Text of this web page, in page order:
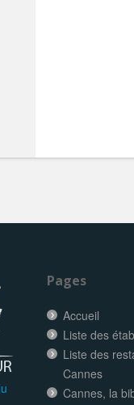
Pages
Accueil
Liste des
Liste des
Cannes
Cannes, la